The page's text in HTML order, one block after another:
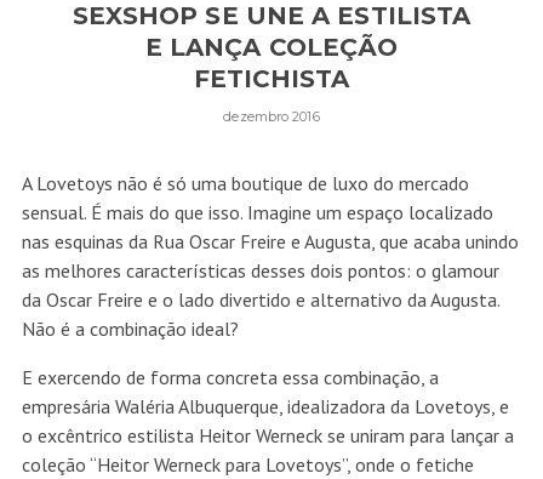
SEXSHOP SE UNE A ESTILISTA
E LANÇA COLEÇÃO
FETICHISTA
dezembro 2016
A Lovetoys não é só uma boutique de luxo do mercado
sensual. É mais do que isso. Imagine um espaço localizado
nas esquinas da Rua Oscar Freire e Augusta, que acaba unindo
as melhores características desses dois pontos: o glamour
da Oscar Freire e o lado divertido e alternativo da Augusta.
Não é a combinação ideal?
E exercendo de forma concreta essa combinação, a
empresária Waléria Albuquerque, idealizadora da Lovetoys, e
o excêntrico estilista Heitor Werneck se uniram para lançar a
coleção “Heitor Werneck para Lovetoys”, onde o fetiche